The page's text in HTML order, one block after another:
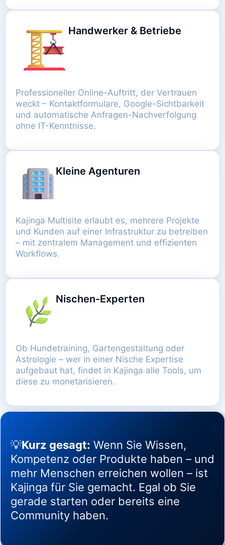
Handwerker & Betriebe
Professioneller Online-Auftritt, der Vertrauen
weckt – Kontaktformulare, Google-Sichtbarkeit
und automatische Anfragen-Nachverfolgung
ohne IT-Kenntnisse.
Kleine Agenturen
Kajinga Multisite erlaubt es, mehrere Projekte
und Kunden auf einer Infrastruktur zu betreiben
– mit zentralem Management und effizienten
Workflows.
Nischen-Experten
Ob Hundetraining, Gartengestaltung oder
Astrologie – wer in einer Nische Expertise
aufgebaut hat, findet in Kajinga alle Tools, um
diese zu monetarisieren.
💡Kurz gesagt: Wenn Sie Wissen,
Kompetenz oder Produkte haben – und
mehr Menschen erreichen wollen – ist
Kajinga für Sie gemacht. Egal ob Sie
gerade starten oder bereits eine
Community haben.